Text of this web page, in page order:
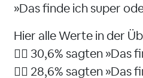
»Das finde ich super
Hier alle Werte in der
👉🏻 30,6% sagten »Das
👉🏻 28,6% sagten »Das